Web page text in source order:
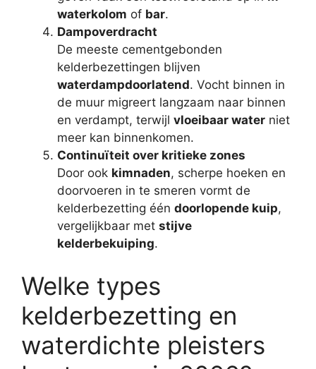
waterkolom of bar.
Dampoverdracht
De meeste cementgebonden
kelderbezettingen blijven
waterdampdoorlatend. Vocht binnen in
de muur migreert langzaam naar binnen
en verdampt, terwijl vloeibaar water niet
meer kan binnenkomen.
Continuïteit over kritieke zones
Door ook kimnaden, scherpe hoeken en
doorvoeren in te smeren vormt de
kelderbezetting één doorlopende kuip,
vergelijkbaar met stijve
kelderbekuiping.
Welke types
kelderbezetting en
waterdichte pleisters